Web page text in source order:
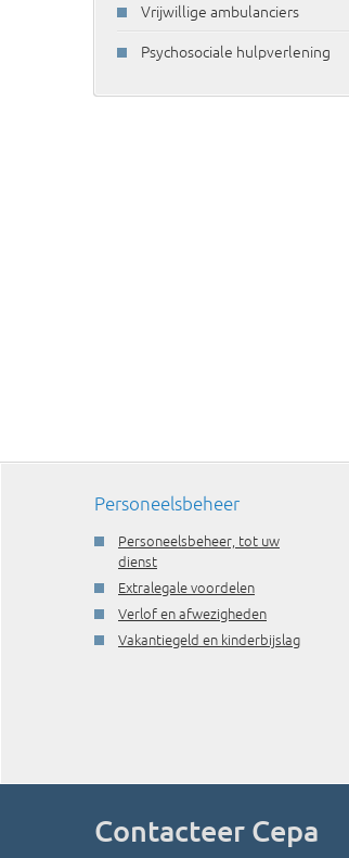
Vrijwillige ambulanciers
Psychosociale hulpverlening
Personeelsbeheer
Personeelsbeheer, tot uw
dienst
Extralegale voordelen
Verlof en afwezigheden
Vakantiegeld en kinderbijslag
Contacteer Cepa